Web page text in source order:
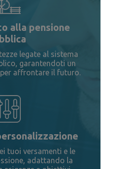
alla pensione
legate al sistema
garantendoti un
affrontare il futuro.
tuoi versamenti e le
adattando la